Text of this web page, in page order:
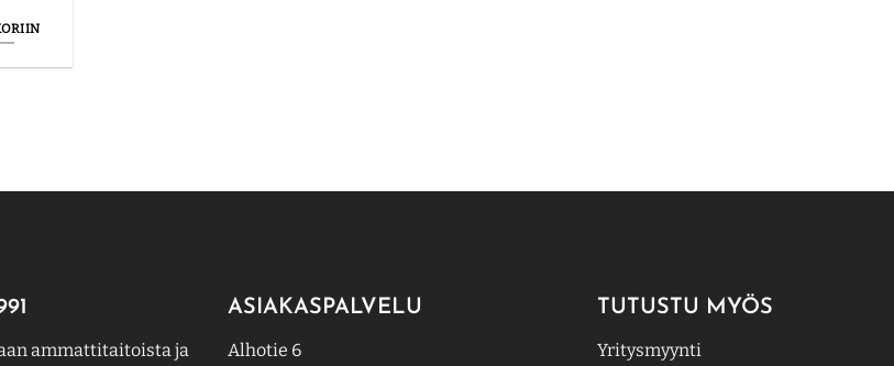
ammattitaitoista ja
ASIAKASPALVELU
Alhotie 6
TUTUSTU MYÖS
Yritysmyynti